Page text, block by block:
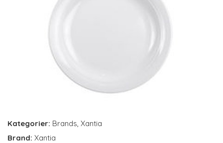
Kategorier: Brands Xantia
Brand: Xantia